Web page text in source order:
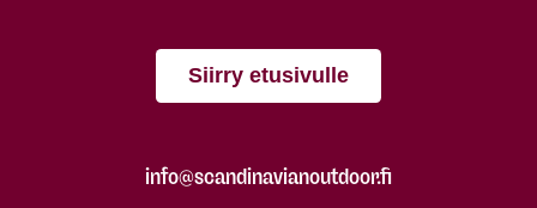
Siirry etusivulle
info@scandinavianoutdoor.fi